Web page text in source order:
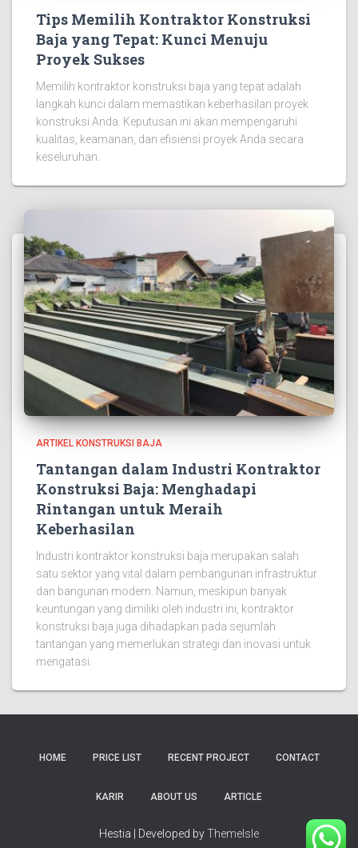
Tips Memilih Kontraktor Konstruksi
Baja yang Tepat: Kunci Menuju
Proyek Sukses
Memilih kontraktor konstruksi baja yang tepat adalah
langkah kunci dalam memastikan keberhasilan proyek
konstruksi Anda. Keputusan ini akan mempengaruhi
kualitas, keamanan, dan efisiensi proyek Anda secara
keseluruhan.
ARTIKEL KONSTRUKSI BAJA
Tantangan dalam Industri Kontraktor
Konstruksi Baja: Menghadapi
Rintangan untuk Meraih
Keberhasilan
Industri kontraktor konstruksi baja merupakan salah
satu sektor yang vital dalam pembangunan infrastruktur
dan bangunan modern. Namun, meskipun banyak
keuntungan yang dimiliki oleh industri ini, kontraktor
konstruksi baja juga dihadapkan pada sejumlah
tantangan yang memerlukan strategi dan inovasi untuk
mengatasi.
HOME PRICE LIST RECENT PROJECT CONTACT
KARIR ABOUT US ARTICLE
Hestia | Developed byThemeIsle